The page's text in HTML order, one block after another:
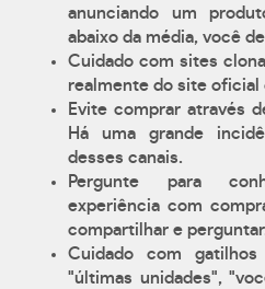
anunciando um
abaixo da média, você
Cuidado com sites
realmente do site oficial
Evite comprar através
Há uma grande
desses canais.
Pergunte para
experiência com
compartilhar e
Cuidado com
"últimas unidades",